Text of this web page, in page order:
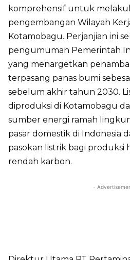
komprehensif untuk
pengembangan Wilayah
Kotamobagu. Perjanjian ini
pengumuman Pemerintah
yang menargetkan
terpasang panas bumi
sebelum akhir tahun 2030.
diproduksi di Kotamobagu
sumber energi ramah
pasar domestik di Indonesia
pasokan listrik bagi produksi
rendah karbon.
-